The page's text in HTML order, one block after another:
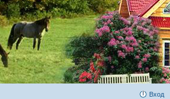
Вход